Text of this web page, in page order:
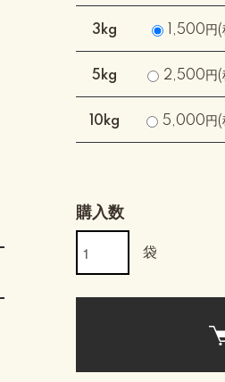
3kg 1,500円
5kg 2,500円(
10kg 5,000円(
購入数
袋